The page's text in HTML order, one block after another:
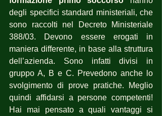
degli specifici standard ministeriali, che
sono raccolti nel Decreto Ministeriale
388/03. Devono essere erogati in
maniera differente, in base alla struttura
dell’azienda. Sono infatti divisi in
gruppo A, B e C. Prevedono anche lo
svolgimento di prove pratiche. Meglio
quindi affidarsi a persone competenti!
Hai mai pensato a quali vantaggi si